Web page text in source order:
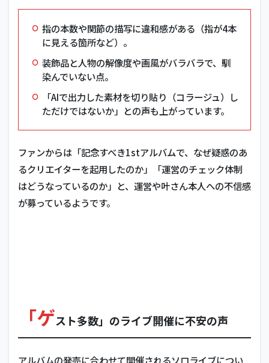
指の本数や関節の描写に違和感がある（指が4本
に見える箇所など）。
装飾品と人物の解像度や画風がバラバラで、馴
染んでいない点。
「AIで出力した素材を切り貼り（コラージュ）し
ただけではないか」との声も上がっています。
ファンからは「記念すべき1stアルバムで、なぜ疑惑のあ
るクリエイターを起用したのか」「運営のチェック体制
はどうなっているのか」と、運営や叶さん本人への不信感
が募っているようです。
「ゲスト多数」のライブ開催に不安の声
アルバムの発売に合わせて開催されるソロライブについ